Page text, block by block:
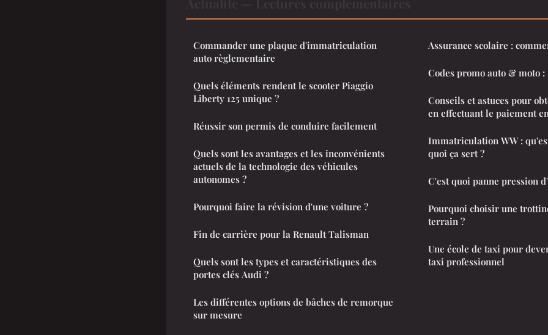
Commander une plaque d'immatriculation
auto règlementaire
Quels éléments rendent le scooter Piaggio
Liberty 125 unique ?
Réussir son permis de conduire facilement
Quels sont les avantages et les inconvénients
actuels de la technologie des véhicules
autonomes ?
Pourquoi faire la révision d'une voiture ?
Fin de carrière pour la Renault Talisman
Quels sont les types et caractéristiques des
portes clés Audi ?
Les différentes options de bâches de remorque
sur mesure
Assurance scolaire :
Codes promo auto & moto
Conseils et astuces pour
en effectuant le paiement
Immatriculation WW :
quoi ça sert ?
C'est quoi panne pression
Pourquoi choisir une
terrain ?
Une école de taxi pour
taxi professionnel